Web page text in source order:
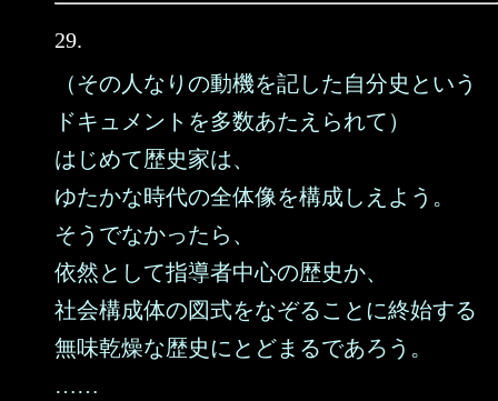
29.
（その人なりの動機を記した自分史という
ドキュメントを多数あたえられて）
はじめて歴史家は、
ゆたかな時代の全体像を構成しえよう。
そうでなかったら、
依然として指導者中心の歴史か、
社会構成体の図式をなぞることに終始する
無味乾燥な歴史にとどまるであろう。
……